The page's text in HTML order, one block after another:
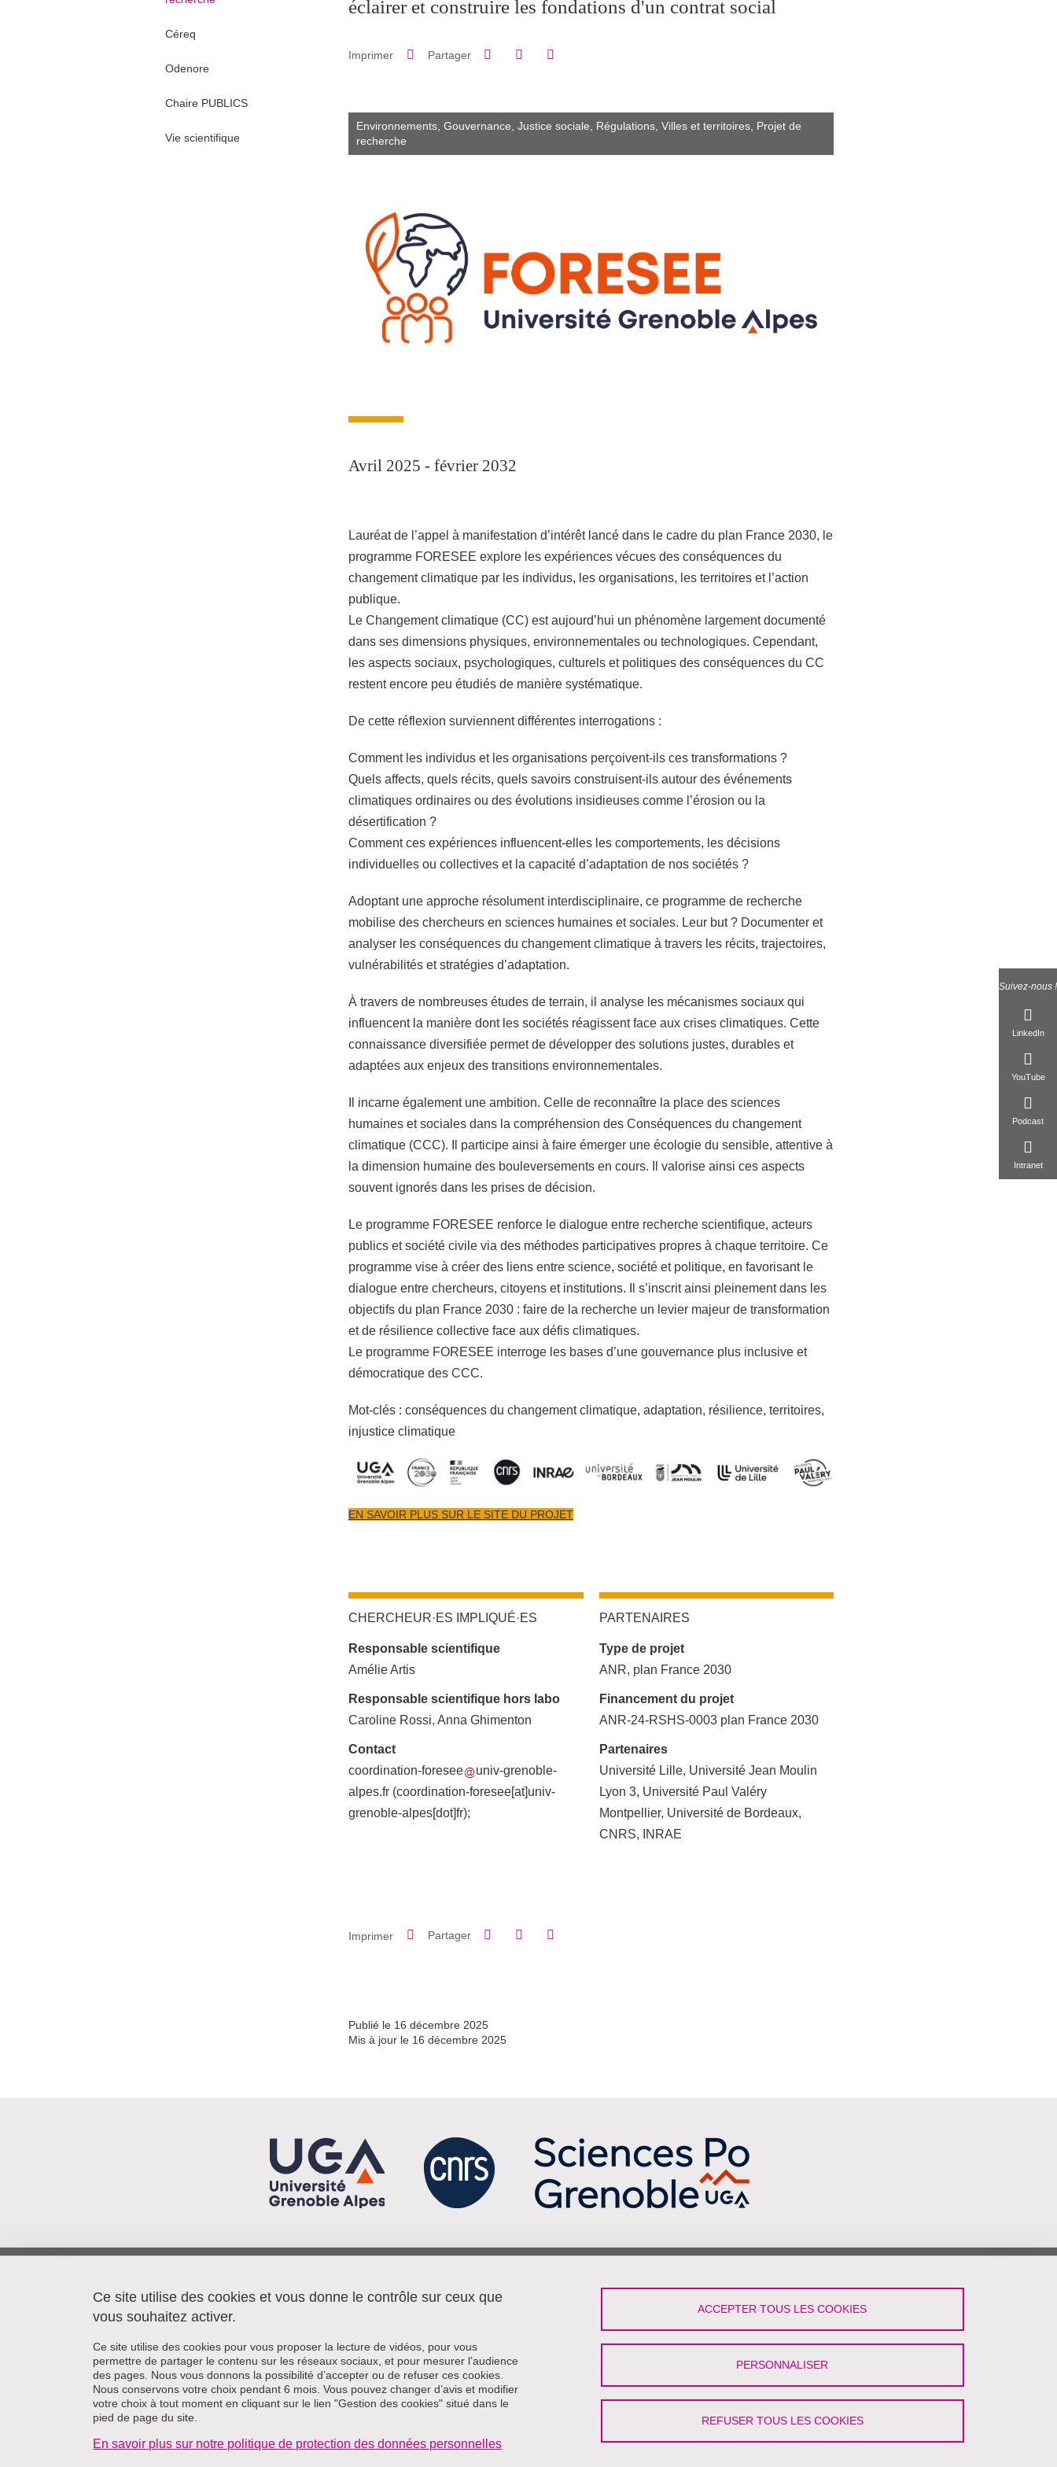
Suivez-nous !
LinkedIn
YouTube
Podcast
Intranet
Céreq
Odenore
Chaire PUBLICS
Vie scientifique
éclairer et construire les fondations d'un contrat social
Imprimer Partager Partager sur Facebook
Partager sur LinkedIn
Environnements, Gouvernance, Justice sociale, Régulations, Villes et territoires, Projet de
recherche
Avril 2025 - février 2032
Lauréat de l’appel à manifestation d’intérêt lancé dans le cadre du plan France 2030, le
programme FORESEE explore les expériences vécues des conséquences du
changement climatique par les individus, les organisations, les territoires et l’action
publique.
Le Changement climatique (CC) est aujourd’hui un phénomène largement documenté
dans ses dimensions physiques, environnementales ou technologiques. Cependant,
les aspects sociaux, psychologiques, culturels et politiques des conséquences du CC
restent encore peu étudiés de manière systématique.
De cette réflexion surviennent différentes interrogations :
Comment les individus et les organisations perçoivent-ils ces transformations ?
Quels affects, quels récits, quels savoirs construisent-ils autour des événements
climatiques ordinaires ou des évolutions insidieuses comme l’érosion ou la
désertification ?
Comment ces expériences influencent-elles les comportements, les décisions
individuelles ou collectives et la capacité d’adaptation de nos sociétés ?
Adoptant une approche résolument interdisciplinaire, ce programme de recherche
mobilise des chercheurs en sciences humaines et sociales. Leur but ? Documenter et
analyser les conséquences du changement climatique à travers les récits, trajectoires,
vulnérabilités et stratégies d’adaptation.
À travers de nombreuses études de terrain, il analyse les mécanismes sociaux qui
influencent la manière dont les sociétés réagissent face aux crises climatiques. Cette
connaissance diversifiée permet de développer des solutions justes, durables et
adaptées aux enjeux des transitions environnementales.
Il incarne également une ambition. Celle de reconnaître la place des sciences
humaines et sociales dans la compréhension des Conséquences du changement
climatique (CCC). Il participe ainsi à faire émerger une écologie du sensible, attentive à
la dimension humaine des bouleversements en cours. Il valorise ainsi ces aspects
souvent ignorés dans les prises de décision.
Le programme FORESEE renforce le dialogue entre recherche scientifique, acteurs
publics et société civile via des méthodes participatives propres à chaque territoire. Ce
programme vise à créer des liens entre science, société et politique, en favorisant le
dialogue entre chercheurs, citoyens et institutions. Il s’inscrit ainsi pleinement dans les
objectifs du plan France 2030 : faire de la recherche un levier majeur de transformation
et de résilience collective face aux défis climatiques.
Le programme FORESEE interroge les bases d’une gouvernance plus inclusive et
démocratique des CCC.
Mot-clés : conséquences du changement climatique, adaptation, résilience, territoires,
injustice climatique
EN SAVOIR PLUS SUR LE SITE DU PROJET
CHERCHEUR·ES IMPLIQUÉ·ES
Responsable scientifique
Amélie Artis
Responsable scientifique hors labo
Caroline Rossi, Anna Ghimenton
Contact
coordination-foresee
univ-grenoble-
alpes.fr(coordination-foresee[at]univ-
grenoble-alpes[dot]fr);
PARTENAIRES
Type de projet
ANR, plan France 2030
Financement du projet
ANR-24-RSHS-0003 plan France 2030
Partenaires
Université Lille, Université Jean Moulin
Lyon 3, Université Paul Valéry
Montpellier, Université de Bordeaux,
CNRS, INRAE
Imprimer Partager Partager sur Facebook
Partager sur LinkedIn
Publié le 16 décembre 2025
Mis à jour le 16 décembre 2025
38040 Grenoble cedex 9
France
Menu footer
Travailler à Pacte
Crédits
Données personnelles
Politique des Cookies
Se connecter
LinkedIn
YouTube
Podcast
Intranet
Ce site utilise des cookies et vous donne le contrôle sur ceux que
vous souhaitez activer.
Ce site utilise des cookies pour vous proposer la lecture de vidéos, pour vous
permettre de partager le contenu sur les réseaux sociaux, et pour mesurer l’audience
des pages. Nous vous donnons la possibilité d’accepter ou de refuser ces cookies.
Nous conservons votre choix pendant 6 mois. Vous pouvez changer d’avis et modifier
votre choix à tout moment en cliquant sur le lien "Gestion des cookies" situé dans le
pied de page du site.
En savoir plus sur notre politique de protection des données personnelles
ACCEPTER TOUS LES COOKIES
REFUSER TOUS LES COOKIES
PERSONNALISER